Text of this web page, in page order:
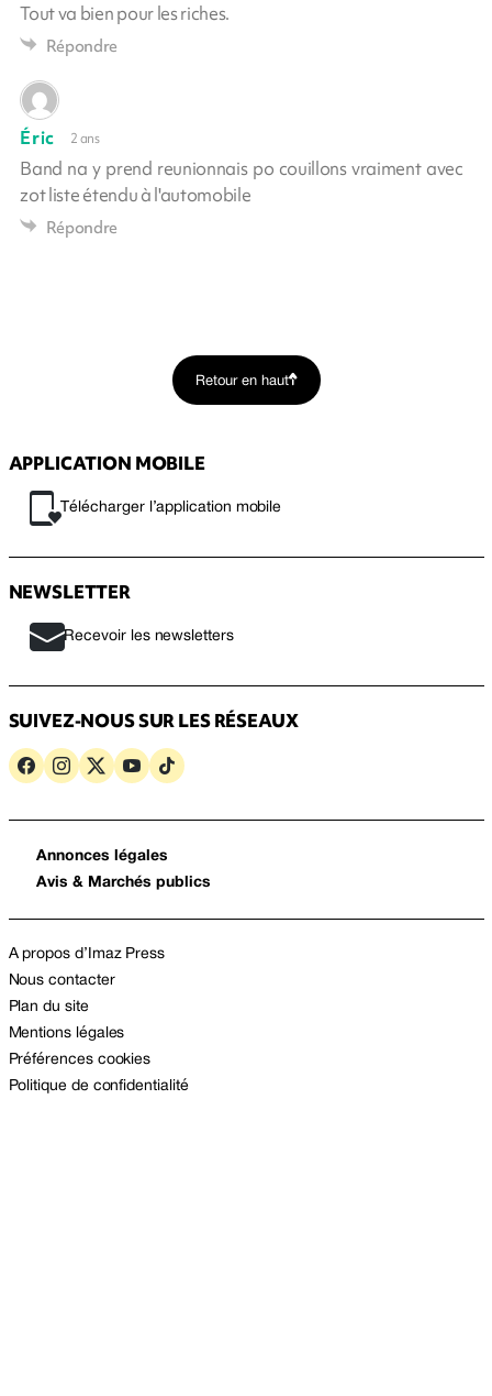
Tout va bien pour les riches.
Répondre
Éric 2 ans
Band na y prend reunionnais po couillons vraiment avec
zot liste étendu à l'automobile
Répondre
Retour en haut
APPLICATION MOBILE
Télécharger l’application mobile
NEWSLETTER
Recevoir les newsletters
SUIVEZ-NOUS SUR LES RÉSEAUX
Annonces légales
Avis & Marchés publics
A propos d’Imaz Press
Nous contacter
Plan du site
Mentions légales
Préférences cookies
Politique de confidentialité